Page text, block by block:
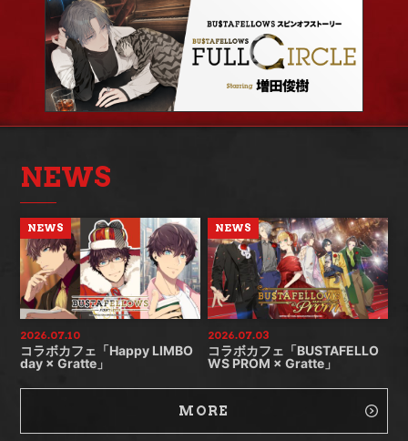
NEWS
NEWS
2026.07.10
コラボカフェ「Happy LIMBO
day × Gratte」
NEWS
2026.07.03
コラボカフェ「BUSTAFELLO
WS PROM × Gratte」
MORE